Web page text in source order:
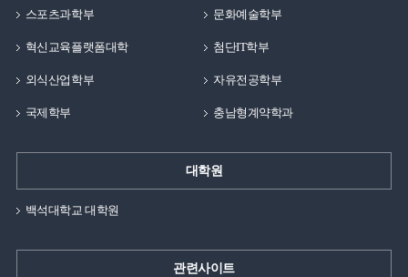
스포츠과학부 문화예술학부
혁신교육플랫폼대학 첨단IT학부
외식산업학부 자유전공학부
국제학부 충남형계약학과
대학원
백석대학교 대학원
관련사이트